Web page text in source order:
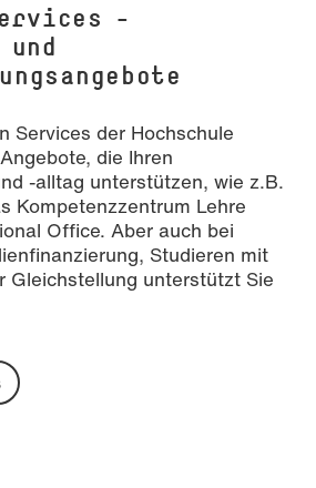
-
Services der Hochschule
die Ihren
-alltag unterstützen, wie z.B.
Kompetenzzentrum Lehre
Office. Aber auch bei
Studieren mit
Gleichstellung unterstützt Sie